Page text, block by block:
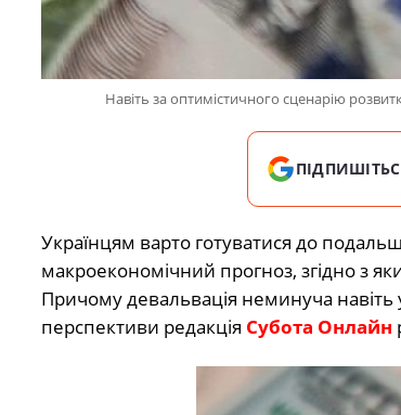
Навіть за оптимістичного сценарію
Українцям варто готуватися до
макроекономічний прогноз, згідно з
Причому девальвація неминуча навіть
перспективи редакція Субота Онлайн